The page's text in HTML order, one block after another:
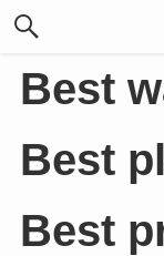
Best
Best
Best